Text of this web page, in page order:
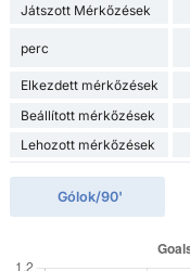
Játszott Mérkőzések
perc
Elkezdett mérkőzések
Beállított mérkőzések
Lehozott mérkőzések
Gólok/90'